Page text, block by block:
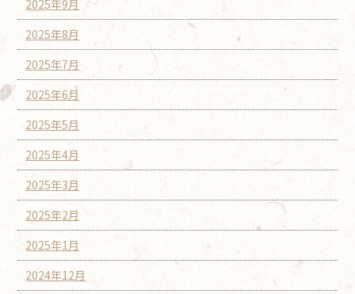
2025年9月
2025年8月
2025年7月
2025年6月
2025年5月
2025年4月
2025年3月
2025年2月
2025年1月
2024年12月